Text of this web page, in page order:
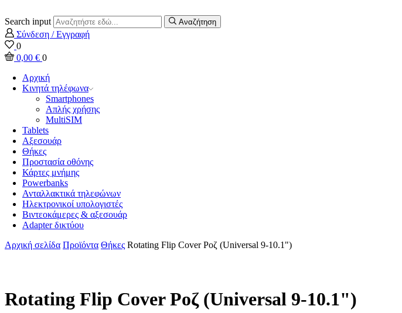
Search input Αναζήτηση
Σύνδεση / Εγγραφή
0
0,00 € 0
Αρχική
Κινητά τηλέφωνα
Smartphones
Απλής χρήσης
MultiSIM
Tablets
Αξεσουάρ
Θήκες
Προστασία οθόνης
Κάρτες μνήμης
Powerbanks
Ανταλλακτικά τηλεφώνων
Ηλεκτρονικοί υπολογιστές
Βιντεοκάμερες & αξεσουάρ
Adapter δικτύου
Αρχική σελίδα Προϊόντα Θήκες Rotating Flip Cover Ροζ (Universal 9-10.1")
Rotating Flip Cover Ροζ (Universal 9-10.1")